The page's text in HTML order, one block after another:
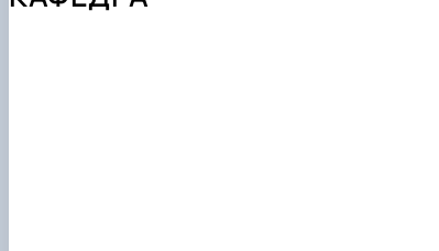
Навчальні лабораторії
Практика студентів
Гурток "Бджільництво"